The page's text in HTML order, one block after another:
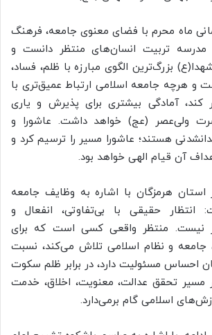
ماه محرم با فضای معنوی جامعه، فرهنگ
مدرسه تربیت انسان‌های منتظر دانست و
بزرگ‌ترین الگوی مبارزه با ظلم، فساد،
و هرچه جامعه اسلامی ارتباط عمیق‌تری با
کند، آمادگی بیشتری برای پذیرش و یاری
ولی‌عصر (عج) خواهد داشت. عاشورا و
هستند؛ عاشورا مسیر را ترسیم کرد و
آن قیام الهی خواهد بود.
استان هرمزگان با اشاره به وظایف جامعه
انتظار حقیقی با بی‌تفاوتی، انفعال و
نیست. منتظر واقعی کسی است که برای
جامعه و نظام اسلامی تلاش می‌کند، نسبت
احساس مسئولیت دارد، در برابر ظلم سکوت
مسیر تحقق عدالت، معنویت، اخلاق، خدمت
اسلامی گام برمی‌دارد.